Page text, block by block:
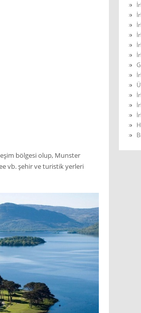
bölgesi olup, Munster
vb. şehir ve turistik yerleri